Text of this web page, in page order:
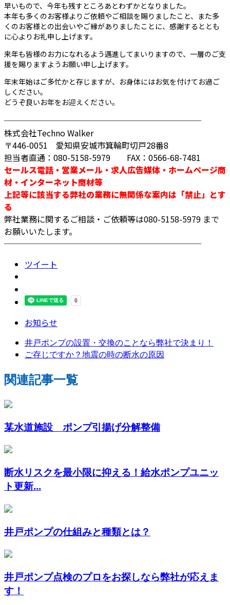
早いもので、今年も残すところあとわずかとなりました。
本年も多くのお客様よりご依頼やご相談を賜りましたこと、また多
くのお客様との出会いやご縁がありましたことに、感謝するととも
に心よりお礼申し上げます。
来年も皆様のお力になれるよう邁進してまいりますので、一層のご支
援を賜りますようお願い申し上げます。
年末年始はご多忙かと存じますが、お身体にはお気を付けてお過ご
しください。
どうぞ良いお年をお迎えください。
────────────────────────
株式会社Techno Walker
〒446-0051 愛知県安城市箕輪町切戸28番8
担当者直通：080-5158-5979 FAX：0566-68-7481
セールス電話・営業メール・求人広告媒体・ホームページ商
材・インターネット商材等
上記等に該当する弊社の業務に無関係な案内は「禁止」とす
る
弊社業務に関するご相談・ご依頼等は080-5158-5979 まで
お願いいたします。
────────────────────────
ツイート
お知らせ
井戸ポンプの設置・交換のことなら弊社で決まり！
ご存じですか？地震の時の断水の原因
関連記事一覧
某水道施設 ポンプ引揚げ分解整備
断水リスクを最小限に抑える！給水ポンプユニッ
ト更新...
井戸ポンプの仕組みと種類とは？
井戸ポンプ点検のプロをお探しなら弊社が応えま
す！